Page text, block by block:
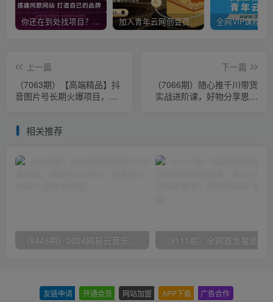
你还在到处找项目？还在当韭菜？我靠卖项目一个月收入5万+，曾经我也是个失败者。 加入青年云网创会员，全站资源免费学习。加入高级合伙人，推广日入1000+
上一篇
（7063期）【高端精品】抖
音图片号长期火爆项目，抖
下一篇
（7066期）随心推千川带货
实战进阶课，好物分享思路
相关推荐
友链申请 开通会员 网站加盟 APP下载 广告合作